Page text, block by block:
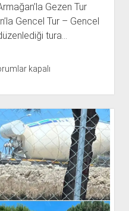
Gezen Tur
Gencel Tur – Gencel
tura…
kapalı